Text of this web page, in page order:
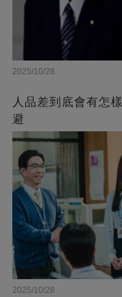
2025/10/28
人品差到底會有怎
避
2025/10/28